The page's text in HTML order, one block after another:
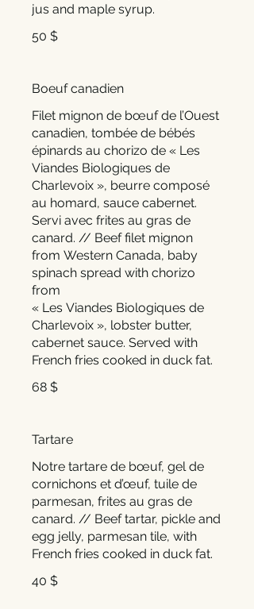
jus and maple syrup.
50 $
Boeuf canadien
Filet mignon de bœuf de l’Ouest
canadien, tombée de bébés
épinards au chorizo de « Les
Viandes Biologiques de
Charlevoix », beurre composé
au homard, sauce cabernet.
Servi avec frites au gras de
canard. // Beef filet mignon
from Western Canada, baby
spinach spread with chorizo
from
« Les Viandes Biologiques de
Charlevoix », lobster butter,
cabernet sauce. Served with
68 $
Tartare
Notre tartare de bœuf, gel de
cornichons et d’œuf, tuile de
parmesan, frites au gras de
canard. // Beef tartar, pickle and
egg jelly, parmesan tile, with
French fries cooked in duck fat.
40 $